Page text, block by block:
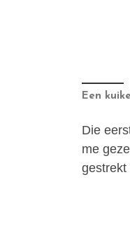
Een
Die
me
gestrekt